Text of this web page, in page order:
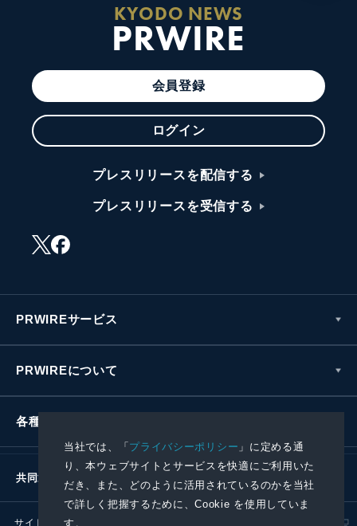
当社では、「プライバシーポリシー 」に定める通
り、本ウェブサイトとサービスを快適にご利用いた
だき、また、どのように活用されているのかを当社
で詳しく把握するために、Cookie を使用していま
す。
KYODO NEWS
PRWIRE
会員登録
ログイン
プレスリリースを配信する
プレスリリースを受信する
PRWIREサービス
PRWIREについて
各種お問い合わせ
共同通信社グループ
サイトポリシー